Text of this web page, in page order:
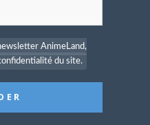
AnimeLand,
du site.